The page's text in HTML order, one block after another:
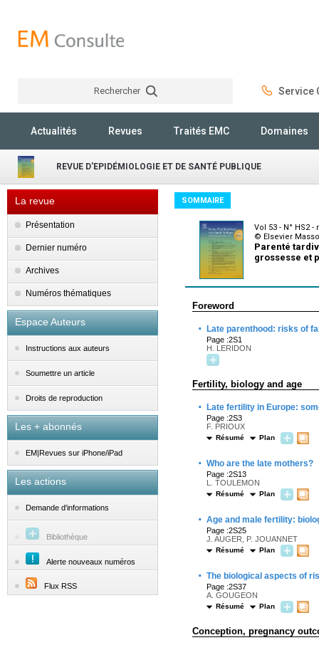
Rechercher Service
Actualités Revues Traités EMC Domaines
REVUE D'EPIDÉMIOLOGIE ET DE SANTÉ PUBLIQUE
La revue
Présentation
Dernier numéro
Archives
Numéros thématiques
Espace Auteurs
Instructions aux auteurs
Soumettre un article
Droits de reproduction
Les + abonnés
EM|Revues sur iPhone/iPad
Les actions
Demande d'informations
Bibliothèque
Alerte nouveaux numéros
Flux RSS
SOMMAIRE
Vol 53 - N° HS2
© Elsevier
Parenté
grossesse et
Foreword
· Late parenthood: risks of
Page :2S1
H. LERIDON
Fertility, biology and age
· Late fertility in Europe:
Page :2S3
F. PRIOUX
Résumé Plan
· Who are the late mothers?
Page :2S13
L. TOULEMON
Résumé Plan
· Age and male fertility:
Page :2S25
J. AUGER, P. JOUANNET
Résumé Plan
· The biological aspects of
Page :2S37
A. GOUGEON
Résumé Plan
Conception, pregnancy